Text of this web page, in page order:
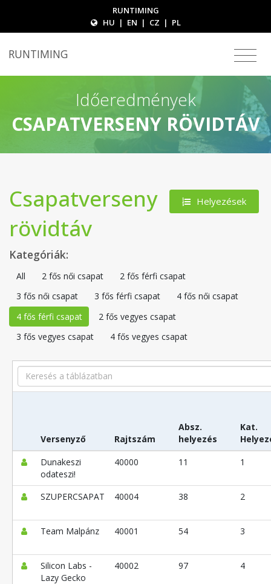
RUNTIMING
HU | EN | CZ | PL
RUNTIMING
Időeredmények
CSAPATVERSENY RÖVIDTÁV
Helyezések
Csapatverseny
rövidtáv
Kategóriák:
All 2 fős női csapat
2 fős férfi csapat
3 fős női csapat
3 fős férfi csapat
4 fős női csapat
4 fős férfi csapat
2 fős vegyes csapat
3 fős vegyes csapat
4 fős vegyes csapat
Search
Versenyző Rajtszám
Absz.
helyezés
Kat.
Dunakeszi
odateszi!
40000 11 1
SZUPERCSAPAT 40004 38 2
Team Malpánz 40001 54 3
Silicon Labs -
Lazy Gecko
40002 97 4